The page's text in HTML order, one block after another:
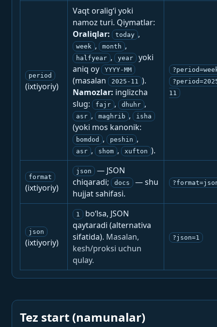
period
(ixtiyoriy)
Vaqt oralig‘i yoki
namoz turi. Qiymatlar:
Oraliqlar:
today ,
week , month ,
halfyear , year
yoki
aniq oy
YYYY-MM
(masalan 2025-11 ).
Namozlar: inglizcha
slug:
fajr , dhuhr ,
asr , maghrib , isha
(yoki mos kanonik:
bomdod , peshin ,
asr , shom , xufton ).
11
format
(ixtiyoriy)
json
— JSON
chiqaradi;
docs
— shu
hujjat sahifasi.
json
(ixtiyoriy)
1
bo‘lsa, JSON
qaytaradi (alternativa
sifatida). Masalan,
kesh/proksi uchun
qulay.
?json=1
Tez start (namunalar)